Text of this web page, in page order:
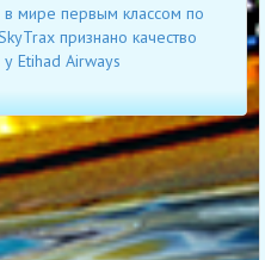
мире первым классом по
признано качество
у Etihad Airways